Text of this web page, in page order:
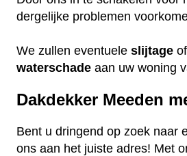
dergelijke problemen
We zullen eventueleslijtage of
waterschade aan uw woning
Dakdekker Meeden
Bent u dringend op zoek naar
ons aan het juiste adres! Met